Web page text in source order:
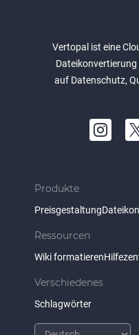
Vertopal ist eine
auf Datenschutz,
Produkte
Preisgestaltung
Ressourcen
Wiki formatieren
Verschiedenes
Schlagwörter